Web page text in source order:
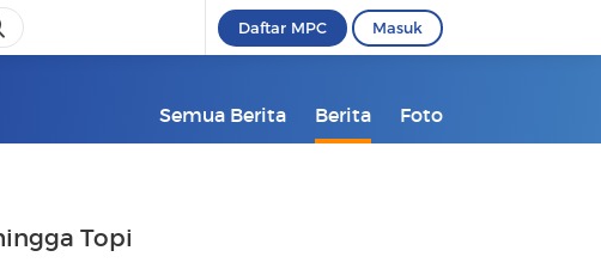
Daftar MPC Masuk
Semua Berita Berita Foto
Topi